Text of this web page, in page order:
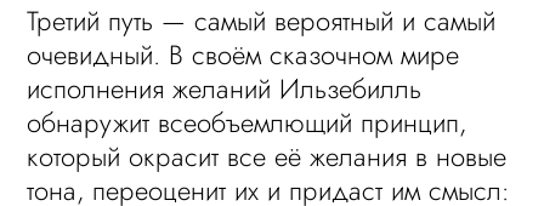
Третий путь — самый вероятный и самый
очевидный. В своём сказочном мире
исполнения желаний Ильзебилль
обнаружит всеобъемлющий принцип,
который окрасит все её желания в новые
тона, переоценит их и придаст им смысл: